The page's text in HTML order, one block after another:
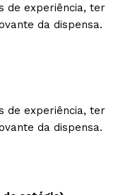
de experiência, ter
da dispensa.
de experiência, ter
da dispensa.